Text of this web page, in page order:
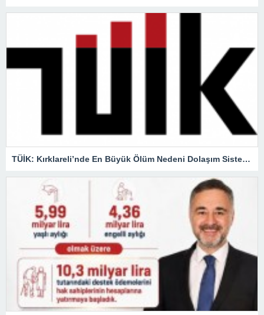
TÜİK: Kırklareli’nde En Büyük Ölüm Nedeni Dolaşım Sistemi Hastalıkları